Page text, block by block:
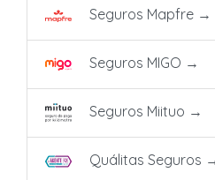
Seguros Mapfre →
Seguros MIGO →
Seguros Miituo →
Quálitas Seguros